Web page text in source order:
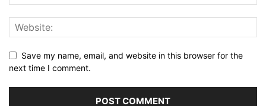
Save my name, email, and website in this browser for the
next time I comment.